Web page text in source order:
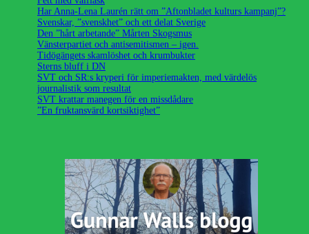
Har Anna-Lena Laurén rätt om ”Aftonbladet kulturs kampanj”?
Svenskar, ”svenskhet” och ett delat Sverige
Den ”hårt arbetande” Mårten Skogsmus
Vänsterpartiet och antisemitismen – igen.
Tidögängets skamlöshet och krumbukter
Sterns bluff i DN
SVT och SR:s kryperi för imperiemakten, med värdelös
journalistik som resultat
SVT krattar manegen för en missdådare
”En fruktansvärd kortsiktighet”